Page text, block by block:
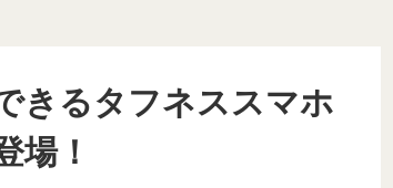
きるタフネススマホ
場！